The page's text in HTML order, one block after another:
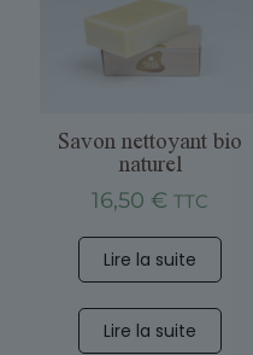
Savon nettoyant bio
naturel
16,50 € TTC
Lire la suite
Lire la suite